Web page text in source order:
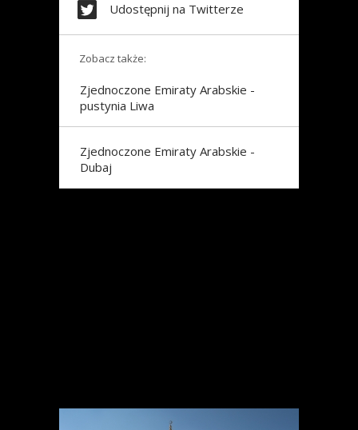
Udostępnij na Twitterze
Zobacz także:
Zjednoczone Emiraty Arabskie -
pustynia Liwa
Zjednoczone Emiraty Arabskie -
Dubaj